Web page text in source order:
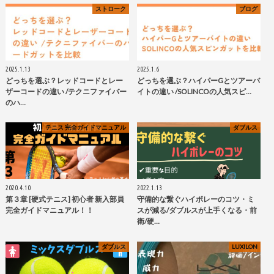
ストローク
2025.1.13
どっちを選ぶ？レッドコードとレー
ザーコードの違い /テクニファイバー
のハ…
ブログ
2025.1.6
どっちを選ぶ？ハイパーGとツアーバ
イトの違い /SOLINCOの人気スピ…
テニス 完全ガイドマニュアル
2020.4.10
第３章 [硬式テニス] 初心者 新入部員
完全ガイドマニュアル！！
ダブルス
2022.1.13
守備的な繋ぐハイボレーのコツ・ミ
スが減る/ダブルスが上手くなる・前
衛/硬…
ダブルス LUXILON